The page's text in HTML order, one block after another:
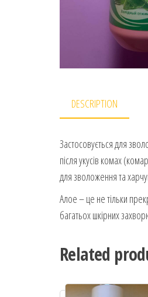
DESCRIPTION
Застосовується для
після укусів комах
для зволоження та
Алое – це не тільки
багатьох шкірних
Related